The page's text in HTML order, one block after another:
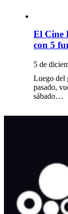
El Cine
con 5
5 de
Luego del
pasado,
sábado…